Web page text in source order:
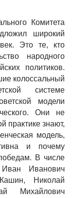
Комитета
широкий
Это те, кто
народного
политиков.
колоссальный
системе
модели
Они не
практике знают,
модель,
и почему
В числе
Иванович
Николай
Михайлович